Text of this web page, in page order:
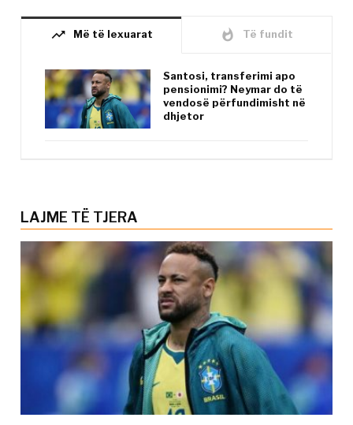
trending_up Më të lexuarat whatshot Të fundit
Santosi, transferimi apo
pensionimi? Neymar do të
vendosë përfundimisht në
dhjetor
LAJME TË TJERA